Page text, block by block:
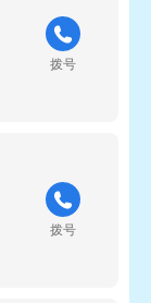
拨号
拨号